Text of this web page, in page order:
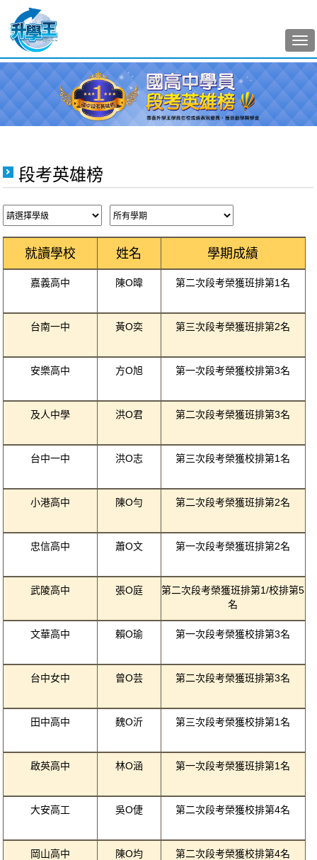
段考英雄榜
就讀學校 姓名 學期成績
嘉義高中 陳O暐 第二次段考榮獲班排第1名
台南一中 黃O奕 第三次段考榮獲班排第2名
安樂高中 方O旭 第一次段考榮獲校排第3名
及人中學 洪O君 第二次段考榮獲班排第3名
台中一中 洪O志 第三次段考榮獲校排第1名
小港高中 陳O勻 第二次段考榮獲班排第2名
忠信高中 蕭O文 第一次段考榮獲班排第2名
武陵高中 張O庭
第二次段考榮獲班排第1/校排第5
名
文華高中 賴O瑜 第一次段考榮獲校排第3名
台中女中 曾O芸 第二次段考榮獲班排第3名
田中高中 魏O沂 第三次段考榮獲校排第1名
啟英高中 林O涵 第一次段考榮獲班排第1名
大安高工 吳O倢 第二次段考榮獲校排第4名
岡山高中 陳O均 第二次段考榮獲校排第4名